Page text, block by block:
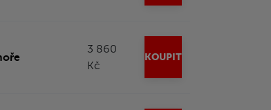
3 860
Kč
KOUPIT